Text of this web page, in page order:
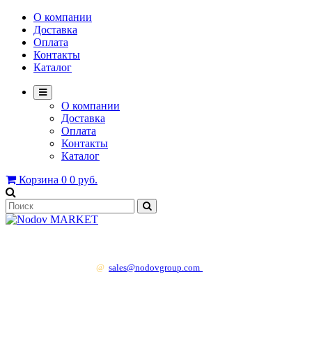
О компании
Доставка
Оплата
Контакты
Каталог
О компании
Доставка
Оплата
Контакты
Каталог
Корзина 0 0 руб.
@ sales@nodovgroup.com